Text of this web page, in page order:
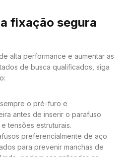
fixação segura
alta performance e aumentar as
de busca qualificados, siga
o pré-furo e
antes de inserir o parafuso
tensões estruturais.
preferencialmente de aço
para prevenir manchas de